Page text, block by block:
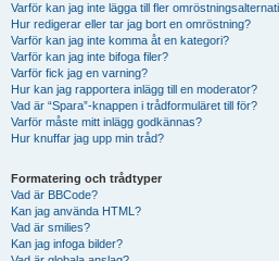
Varför kan jag inte lägga till fler
Hur redigerar eller tar jag bort en omröstning?
Varför kan jag inte komma åt en kategori?
Varför kan jag inte bifoga filer?
Varför fick jag en varning?
Hur kan jag rapportera inlägg till en moderator?
Vad är “Spara”-knappen i trådformuläret till för?
Varför måste mitt inlägg godkännas?
Hur knuffar jag upp min tråd?
Formatering och trådtyper
Vad är BBCode?
Kan jag använda HTML?
Vad är smilies?
Kan jag infoga bilder?